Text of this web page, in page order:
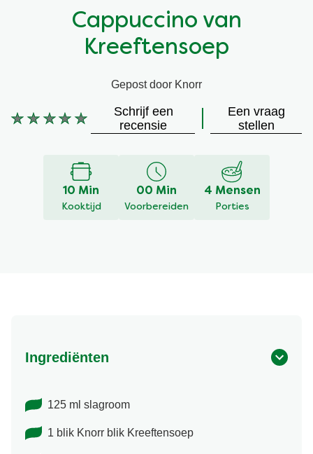
VegetarischCappuccino van
Kreeftensoep
Gepost door Knorr
Geen
Schrijf een
recensie
Een vraag
stellen
10 Min
Kooktijd
00 Min
Voorbereiden
4 Mensen
Porties
Ingrediënten
125 ml slagroom
1 blik Knorr blik Kreeftensoep